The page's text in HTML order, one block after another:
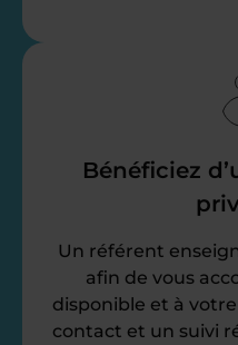
Bénéficiez
Un référent
afin de vous
disponible et à
contact et un suivi